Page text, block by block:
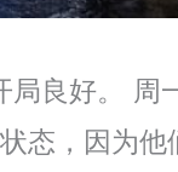
局良好。 周
态，因为他